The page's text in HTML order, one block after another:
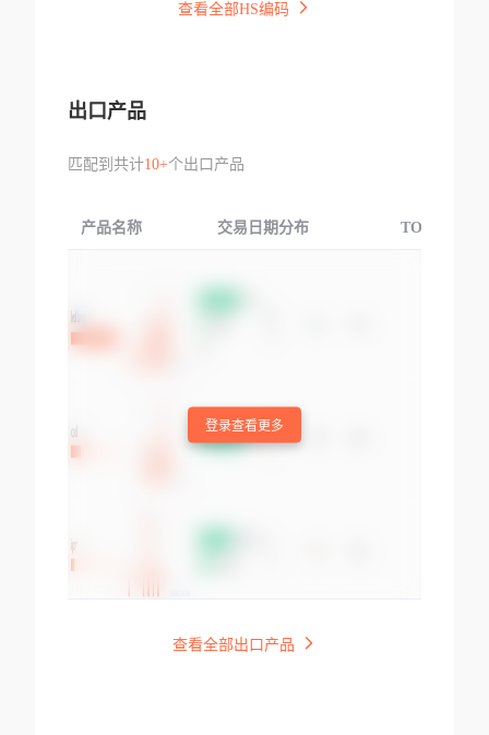
查看全部HS编码
出口产品
匹配到共计10+个出口产品
产品名称 交易日期分布 TOP3交易国
登录查看更多
查看全部出口产品